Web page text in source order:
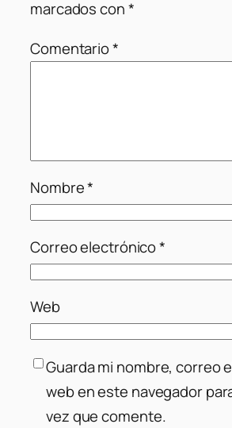
marcados con*
Comentario*
Nombre*
Correo electrónico*
Web
Guarda mi nombre, correo
web en este navegador
vez que comente.